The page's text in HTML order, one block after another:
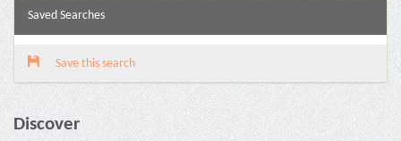
Saved Searches
Save this search
Discover